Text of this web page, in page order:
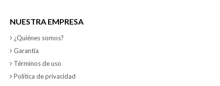
NUESTRA EMPRESA
¿Quiénes somos?
Garantía
Términos de uso
Política de privacidad